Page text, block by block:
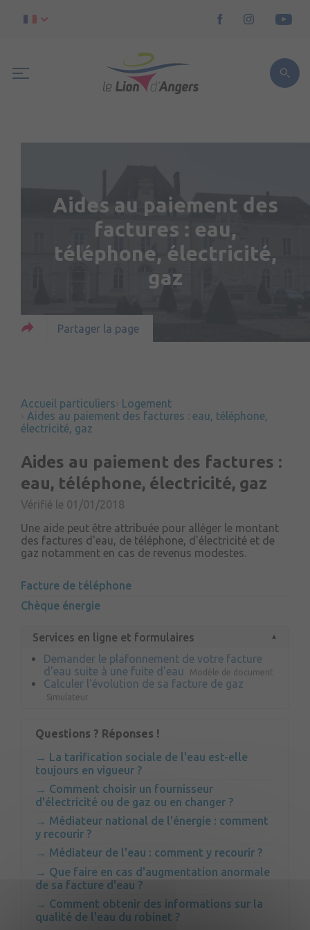
Aides au paiement des
factures : eau,
téléphone, électricité,
gaz
Partager la page
Accueil particuliers
Logement
Aides au paiement des factures : eau, téléphone,
électricité, gaz
Aides au paiement des factures :
eau, téléphone, électricité, gaz
Vérifié le 01/01/2018
Une aide peut être attribuée pour alléger le montant
des factures d'eau, de téléphone, d'électricité et de
gaz notamment en cas de revenus modestes.
Facture de téléphone
Chèque énergie
Services en ligne et formulaires
Demander le plafonnement de votre facture
d'eau suite à une fuite d'eau
Modèle de document
Calculer l'évolution de sa facture de gaz
Simulateur
Questions ? Réponses !
La tarification sociale de l'eau est-elle
toujours en vigueur ?
Comment choisir un fournisseur
d'électricité ou de gaz ou en changer ?
Médiateur national de l'énergie : comment
y recourir ?
Médiateur de l'eau : comment y recourir ?
Que faire en cas d'augmentation anormale
de sa facture d'eau ?
Comment obtenir des informations sur la
qualité de l'eau du robinet ?